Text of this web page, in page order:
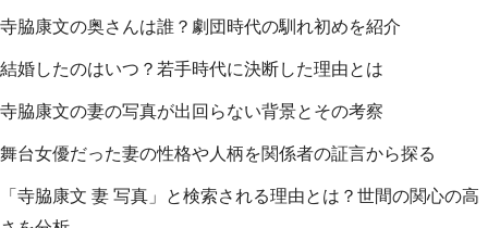
寺脇康文の奥さんは誰？劇団時代の馴れ初めを紹介
結婚したのはいつ？若手時代に決断した理由とは
寺脇康文の妻の写真が出回らない背景とその考察
舞台女優だった妻の性格や人柄を関係者の証言から探る
「寺脇康文 妻 写真」と検索される理由とは？世間の関心の高